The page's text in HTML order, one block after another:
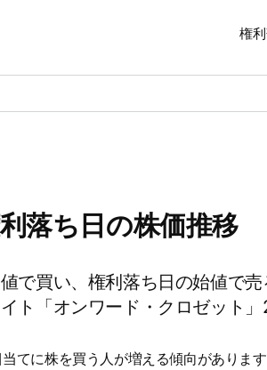
権
落ち日の株価推移
で買い、権利落ち日の始値で
ト「オンワード・クロゼット
てに株を買う人が増える傾向がありま